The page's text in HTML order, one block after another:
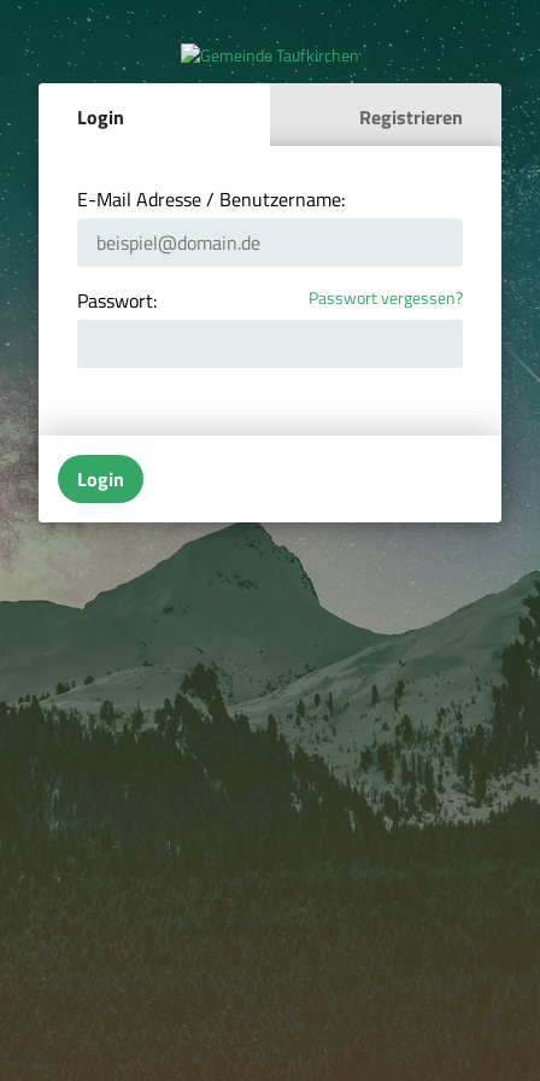
Login Registrieren
E-Mail Adresse / Benutzername:
Passwort: Passwort vergessen?
Login